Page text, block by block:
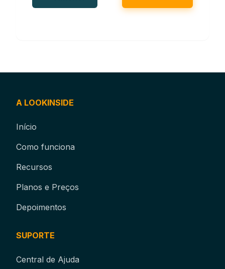
A LOOKINSIDE
Início
Como funciona
Recursos
Planos e Preços
Depoimentos
SUPORTE
Central de Ajuda